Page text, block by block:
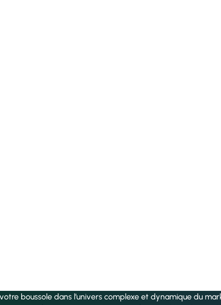
boussole dans l’univers complexe et dynamique du